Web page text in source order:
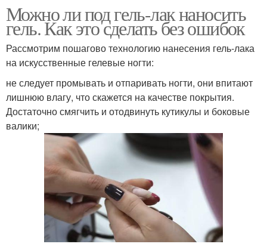
Можно ли под гель-лак наносить
гель. Как это сделать без ошибок
Рассмотрим пошагово технологию нанесения гель-лака
на искусственные гелевые ногти:
не следует промывать и отпаривать ногти, они впитают
лишнюю влагу, что скажется на качестве покрытия.
Достаточно смягчить и отодвинуть кутикулы и боковые
валики;